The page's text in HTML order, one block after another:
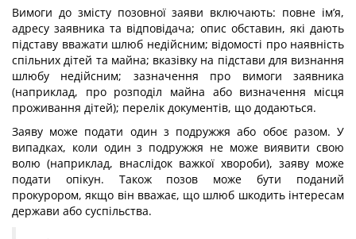
Вимоги до змісту позовної заяви включають: повне ім’я,
адресу заявника та відповідача; опис обставин, які дають
підставу вважати шлюб недійсним; відомості про наявність
спільних дітей та майна; вказівку на підстави для визнання
шлюбу недійсним; зазначення про вимоги заявника
(наприклад, про розподіл майна або визначення місця
проживання дітей); перелік документів, що додаються.
Заяву може подати один з подружжя або обоє разом. У
випадках, коли один з подружжя не може виявити свою
волю (наприклад, внаслідок важкої хвороби), заяву може
подати опікун. Також позов може бути поданий
прокурором, якщо він вважає, що шлюб шкодить інтересам
держави або суспільства.